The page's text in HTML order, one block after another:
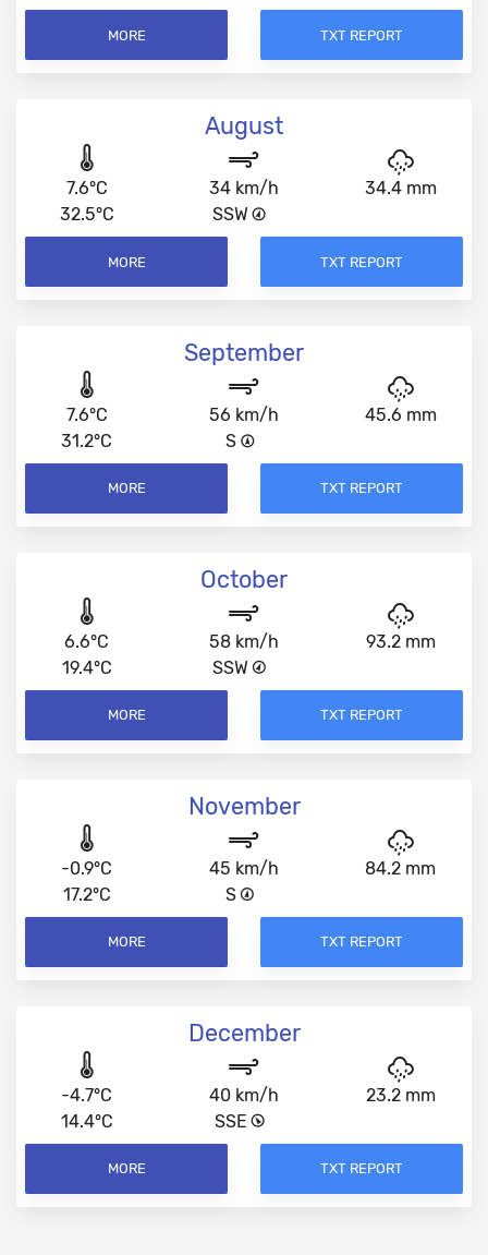
MORE TXT REPORT
August
7.6°C
32.5°C
34 km/h
SSW
34.4 mm
MORE TXT REPORT
September
7.6°C
31.2°C
56 km/h
S
45.6 mm
MORE TXT REPORT
October
6.6°C
19.4°C
58 km/h
SSW
93.2 mm
MORE TXT REPORT
November
-0.9°C
17.2°C
45 km/h
S
84.2 mm
MORE TXT REPORT
December
-4.7°C
14.4°C
40 km/h
SSE
23.2 mm
MORE TXT REPORT